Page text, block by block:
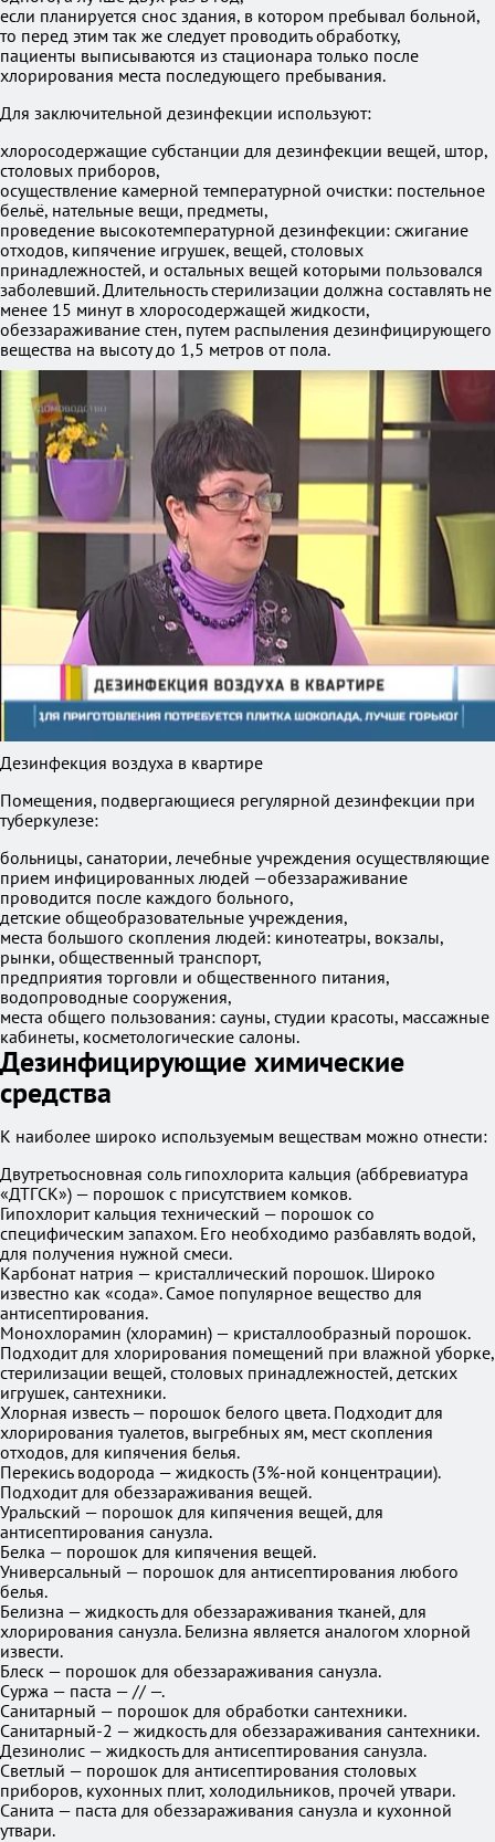
если планируется снос здания, в котором пребывал больной,
то перед этим так же следует проводить обработку,
пациенты выписываются из стационара только после
хлорирования места последующего пребывания.
Для заключительной дезинфекции используют:
хлоросодержащие субстанции для дезинфекции вещей, штор,
столовых приборов,
осуществление камерной температурной очистки: постельное
бельё, нательные вещи, предметы,
проведение высокотемпературной дезинфекции: сжигание
отходов, кипячение игрушек, вещей, столовых
принадлежностей, и остальных вещей которыми пользовался
заболевший. Длительность стерилизации должна составлять не
менее 15 минут в хлоросодержащей жидкости,
обеззараживание стен, путем распыления дезинфицирующего
вещества на высоту до 1,5 метров от пола.
Дезинфекция воздуха в квартире
Помещения, подвергающиеся регулярной дезинфекции при
туберкулезе:
больницы, санатории, лечебные учреждения осуществляющие
прием инфицированных людей —обеззараживание
проводится после каждого больного,
детские общеобразовательные учреждения,
места большого скопления людей: кинотеатры, вокзалы,
рынки, общественный транспорт,
предприятия торговли и общественного питания,
водопроводные сооружения,
места общего пользования: сауны, студии красоты, массажные
кабинеты, косметологические салоны.
Дезинфицирующие химические
средства
К наиболее широко используемым веществам можно отнести:
Двутретьосновная соль гипохлорита кальция (аббревиатура
«ДТГСК») — порошок с присутствием комков.
Гипохлорит кальция технический — порошок со
специфическим запахом. Его необходимо разбавлять водой,
для получения нужной смеси.
Карбонат натрия — кристаллический порошок. Широко
известно как «сода». Самое популярное вещество для
антисептирования.
Монохлорамин (хлорамин) — кристаллообразный порошок.
Подходит для хлорирования помещений при влажной уборке,
стерилизации вещей, столовых принадлежностей, детских
игрушек, сантехники.
Хлорная известь — порошок белого цвета. Подходит для
хлорирования туалетов, выгребных ям, мест скопления
отходов, для кипячения белья.
Перекись водорода — жидкость (3%-ной концентрации).
Подходит для обеззараживания вещей.
Уральский — порошок для кипячения вещей, для
антисептирования санузла.
Белка — порошок для кипячения вещей.
Универсальный — порошок для антисептирования любого
белья.
Белизна — жидкость для обеззараживания тканей, для
хлорирования санузла. Белизна является аналогом хлорной
извести.
Блеск — порошок для обеззараживания санузла.
Суржа — паста — // —.
Санитарный — порошок для обработки сантехники.
Санитарный-2 — жидкость для обеззараживания сантехники.
Дезинолис — жидкость для антисептирования санузла.
Светлый — порошок для антисептирования столовых
приборов, кухонных плит, холодильников, прочей утвари.
Санита — паста для обеззараживания санузла и кухонной
утвари.